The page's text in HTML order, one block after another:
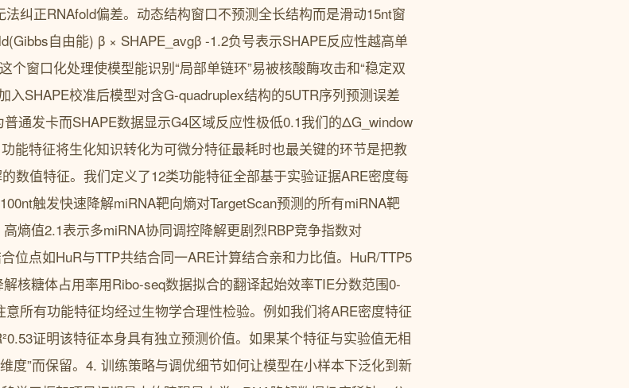
纠正RNAfold偏差。动态结构窗口不预测全长结构而是滑动15nt窗
自由能) β × SHAPE_avgβ -1.2负号表示SHAPE反应性越高单
窗口化处理使模型能识别“局部单链环”易被核酸酶攻击和“稳定双
入SHAPE校准后模型对含G-quadruplex结构的5UTR序列预测误差
通发卡而SHAPE数据显示G4区域反应性极低0.1我们的ΔG_window
能特征将生化知识转化为可微分特征最耗时也最关键的环节是把教
数值特征。我们定义了12类功能特征全部基于实验证据ARE密度每
触发快速降解miRNA靶向熵对TargetScan预测的所有miRNA靶
熵值2.1表示多miRNA协同调控降解更剧烈RBP竞争指数对
位点如HuR与TTP共结合同一ARE计算结合亲和力比值。HuR/TTP5
核糖体占用率用Ribo-seq数据拟合的翻译起始效率TIE分数范围0-
所有功能特征均经过生物学合理性检验。例如我们将ARE密度特征
证明该特征本身具有独立预测价值。如果某个特征与实验值无相
度”而保留。4. 训练策略与调优细节如何让模型在小样本下泛化到新